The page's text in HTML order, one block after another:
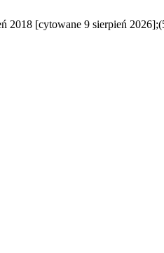
[cytowane 9 sierpień